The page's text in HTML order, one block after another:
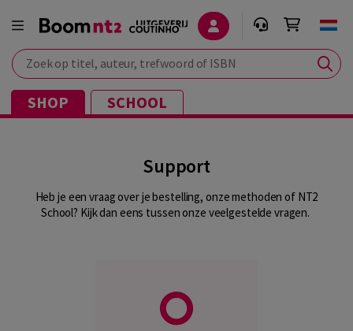
Zoek op titel, auteur, trefwoord of ISBN
SHOP SCHOOL
Support
Heb je een vraag over je bestelling, onze methoden of NT2
School? Kijk dan eens tussen onze veelgestelde vragen.